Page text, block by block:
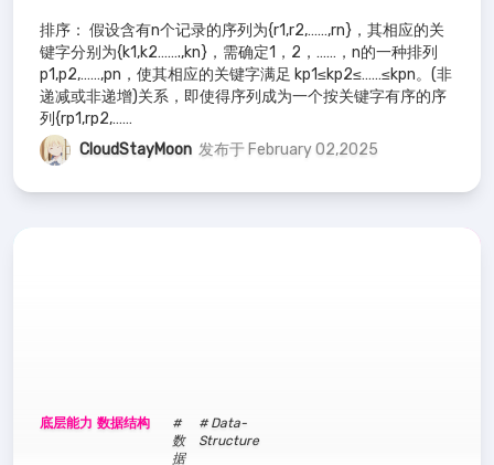
排序： 假设含有n个记录的序列为{r1,r2,……,rn}，其相应的关
键字分别为{k1,k2…….,kn}，需确定1，2，……，n的一种排列
p1,p2,……,pn，使其相应的关键字满足 kp1≤kp2≤……≤kpn。(非
递减或非递增)关系，即使得序列成为一个按关键字有序的序
列{rp1,rp2,……
CloudStayMoon 发布于 February 02,2025
底层能力 数据结构
#
数
据
# Data-
Structure